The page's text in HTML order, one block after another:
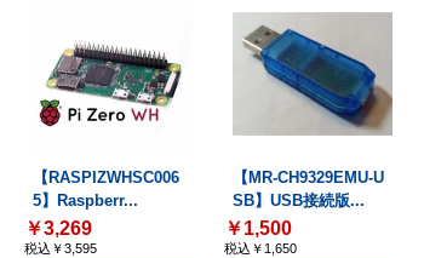
【RASPIZWHSC006
5】Raspberr...
￥3,269
税込￥3,595
【MR-CH9329EMU-U
SB】USB接続版...
￥1,500
税込￥1,650